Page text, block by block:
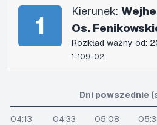
1 Kierunek:
Os.
Rozkład ważny od:
1-109-02
Dni powszednie
04:13 04:33 05:08